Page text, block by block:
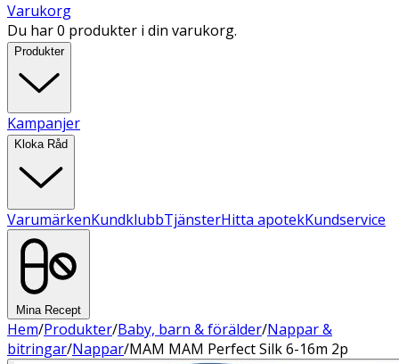
Varukorg
Du har 0 produkter i din varukorg.
Produkter
Kampanjer
Kloka Råd
VarumärkenKundklubbTjänsterHitta apotekKundservice
Mina Recept
Hem/Produkter/Baby, barn & förälder/Nappar &
bitringar/Nappar/MAM MAM Perfect Silk 6-16m 2p